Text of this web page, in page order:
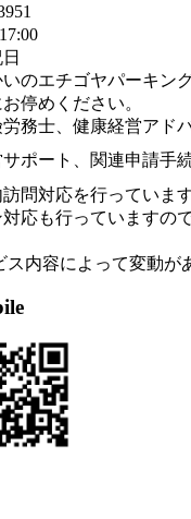
のエチゴヤパーキン
停めください。
務士、健康経営アド
ポート、関連申請手
問対応を行っていま
対応も行っていますの
内容によって変動が